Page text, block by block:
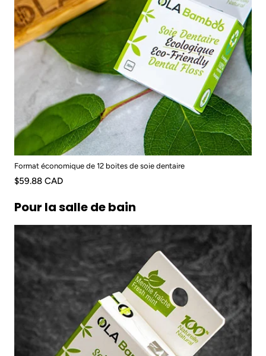
Format économique de 12 boites de soie dentaire
$59.88 CAD
Pour la salle de bain